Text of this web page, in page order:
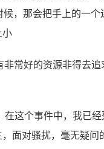
，那会把手上的一个
小
常好的资源非得去追
在这个事件中，我已经
面对骚扰，毫无疑问